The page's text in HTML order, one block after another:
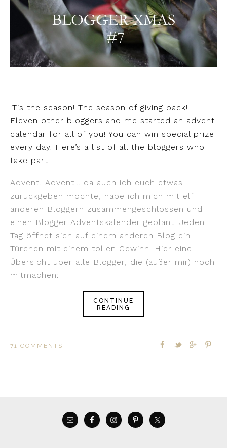
‘Tis the season! The season of giving back!
Eleven other bloggers and me started an advent
calendar for all of you! You can win special prize
every day. Here’s a list of all the bloggers who
take part:
Advent, Advent… da auch ich euch etwas
zurückgeben möchte, habe ich mich mit elf
anderen Bloggern zusammengeschlossen und
einen Blogger Adventskalender geplant! Jeden
Tag öffnet sich auf einem anderen Blog ein
Türchen mit einem tollen Gewinn. Hier eine
Übersicht über alle Blogger, die (außer mir) noch
mitmachen:
CONTINUE
READING
71 COMMENTS